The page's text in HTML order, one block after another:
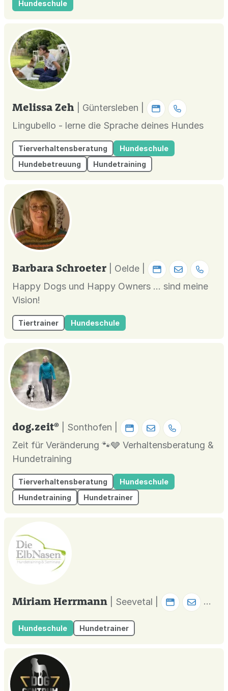
Hundeschule
Melissa Zeh
| Güntersleben |
Lingubello - lerne die Sprache deines Hundes
Tierverhaltensberatung
Hundeschule
Hundebetreuung
Hundetraining
Barbara Schroeter
| Oelde |
Happy Dogs und Happy Owners ... sind meine
Vision!
Tiertrainer Hundeschule
dog.zeit®
| Sonthofen |
Zeit für Veränderung 🐾🩶 Verhaltensberatung &
Hundetraining
Tierverhaltensberatung
Hundeschule
Hundetraining
Hundetrainer
Miriam Herrmann | Seevetal |
Hundeschule Hundetrainer